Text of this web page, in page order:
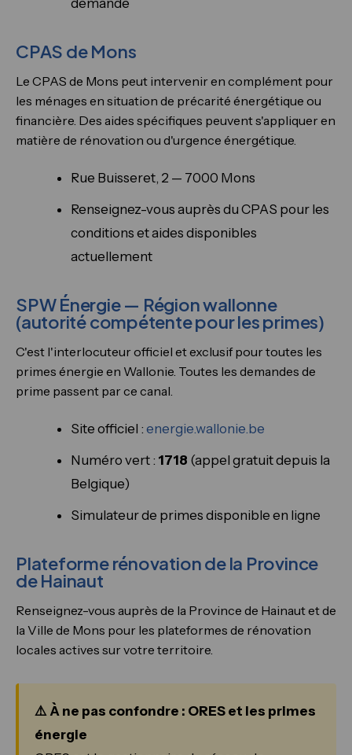
demande
CPAS de Mons
Le CPAS de Mons peut intervenir en complément pour
les ménages en situation de précarité énergétique ou
financière. Des aides spécifiques peuvent s'appliquer en
matière de rénovation ou d'urgence énergétique.
Rue Buisseret, 2 — 7000 Mons
Renseignez-vous auprès du CPAS pour les
conditions et aides disponibles
actuellement
SPW Énergie — Région wallonne
(autorité compétente pour les primes)
C'est l'interlocuteur officiel et exclusif pour toutes les
primes énergie en Wallonie. Toutes les demandes de
prime passent par ce canal.
Site officiel : energie.wallonie.be
Numéro vert : 1718 (appel gratuit depuis la
Belgique)
Simulateur de primes disponible en ligne
Plateforme rénovation de la Province
de Hainaut
Renseignez-vous auprès de la Province de Hainaut et de
la Ville de Mons pour les plateformes de rénovation
locales actives sur votre territoire.
⚠️ À ne pas confondre : ORES et les primes
énergie